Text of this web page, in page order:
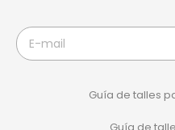
Guía de talles